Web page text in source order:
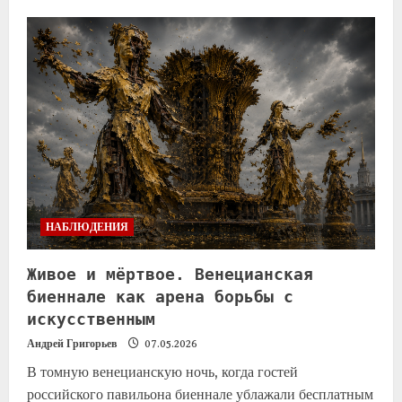
НАБЛЮДЕНИЯ
Живое и мёртвое. Венецианская
биеннале как арена борьбы с
искусственным
Андрей Григорьев 07.05.2026
В томную венецианскую ночь, когда гостей
российского павильона биеннале ублажали бесплатным